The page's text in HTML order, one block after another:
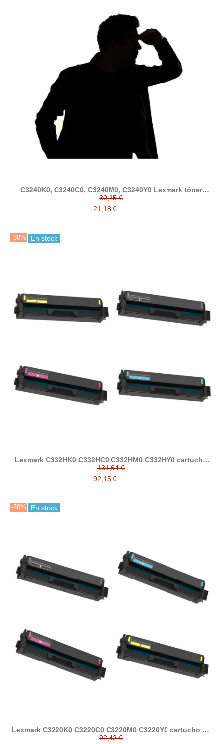
C3240K0, C3240C0, C3240M0, C3240Y0 Lexmark tóner
compatible (C3224, C3326, C3426, MC3224, MC3326,
MC3426)
30,25 €
21,18 €
-30% En stock
Lexmark C332HK0 C332HC0 C332HM0 C332HY0 cartucho
de tóner compatible
131,64 €
92,15 €
-30% En stock
Lexmark C3220K0 C3220C0 C3220M0 C3220Y0 cartucho de
tóner compatible
92,42 €